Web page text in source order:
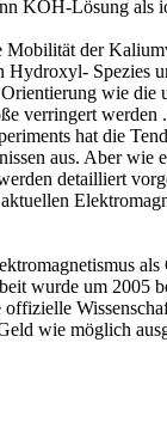
KOH-Lösung als
Mobilität der
Hydroxyl- Spezies
wie die
verringert werden
hat die
aus. Aber wie
detailliert
als
wurde um 2005
offizielle
wie möglich